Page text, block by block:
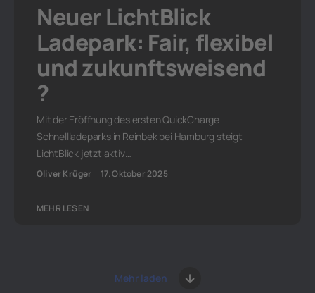
Neuer LichtBlick
Ladepark: Fair, flexibel
und zukunftsweisend
?
Mit der Eröffnung des ersten QuickCharge
Schnellladeparks in Reinbek bei Hamburg steigt
LichtBlick jetzt aktiv…
Oliver Krüger 17. Oktober 2025
MEHR LESEN
Mehr laden